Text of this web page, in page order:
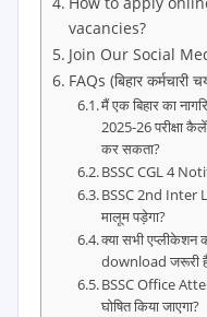
vacancies?
Join Our Social
FAQs (बिहार
मैं एक बिहार का
2025-26 परीक्षा
कर सकता?
BSSC CGL 4
BSSC 2nd Inter
मालूम पड़ेगा?
क्या सभी
download जरूरी
BSSC Office
घोषित किया जाएगा?